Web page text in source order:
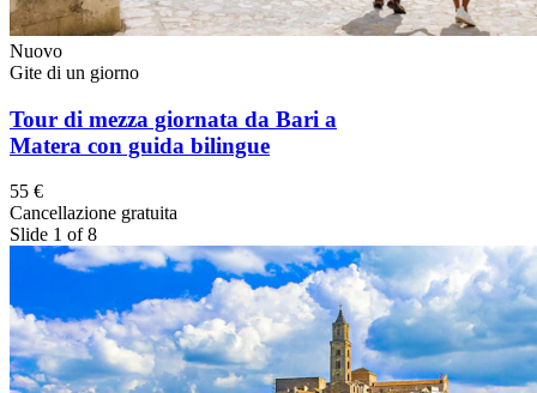
Nuovo
Gite di un giorno
Tour di mezza giornata da Bari a
Matera con guida bilingue
55 €
Cancellazione gratuita
Slide 1 of 8